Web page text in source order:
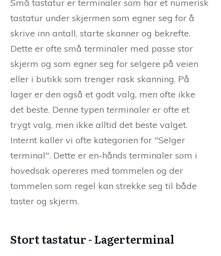
Små tastatur er terminaler som har et numerisk
tastatur under skjermen som egner seg for å
skrive inn antall, starte skanner og bekrefte.
Dette er ofte små terminaler med passe stor
skjerm og som egner seg for selgere på veien
eller i butikk som trenger rask skanning. På
lager er den også et godt valg, men ofte ikke
det beste. Denne typen terminaler er ofte et
trygt valg, men ikke alltid det beste valget.
Internt kaller vi ofte kategorien for "Selger
terminal". Dette er en-hånds terminaler som i
hovedsak opereres med tommelen og der
tommelen som regel kan strekke seg til både
taster og skjerm.
Stort tastatur - Lagerterminal